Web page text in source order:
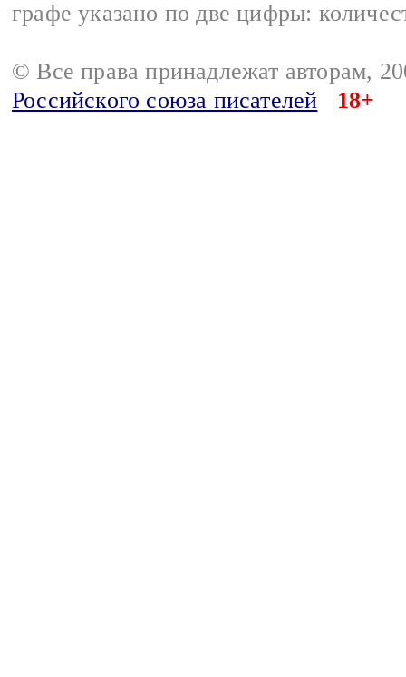
графе указано по две цифры:
© Все права принадлежат авторам,
Российского союза писателей
18+